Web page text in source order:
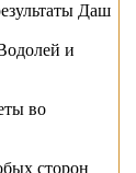
Даш
и
во
сторон